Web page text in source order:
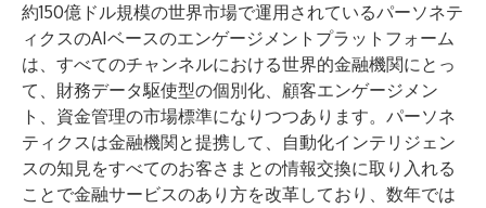
約150億ドル規模の世界市場で運用されているパーソネテ
ィクスのAIベースのエンゲージメントプラットフォーム
は、すべてのチャンネルにおける世界的金融機関にとっ
て、財務データ駆使型の個別化、顧客エンゲージメン
ト、資金管理の市場標準になりつつあります。パーソネ
ティクスは金融機関と提携して、自動化インテリジェン
スの知見をすべてのお客さまとの情報交換に取り入れる
ことで金融サービスのあり方を改革しており、数年では